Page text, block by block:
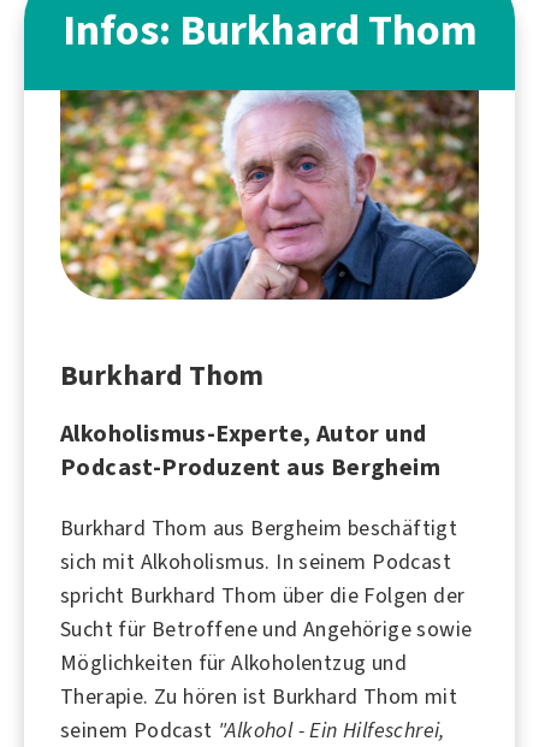
Infos: Burkhard Thom
Burkhard Thom
Alkoholismus-Experte, Autor und
Podcast-Produzent aus Bergheim
Burkhard Thom aus Bergheim beschäftigt
sich mit Alkoholismus. In seinem Podcast
spricht Burkhard Thom über die Folgen der
Sucht für Betroffene und Angehörige sowie
Möglichkeiten für Alkoholentzug und
Therapie. Zu hören ist Burkhard Thom mit
seinem Podcast "Alkohol - Ein Hilfeschrei,